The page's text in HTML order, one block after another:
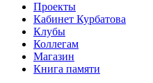
Проекты
Кабинет Курбатова
Клубы
Коллегам
Магазин
Книга памяти